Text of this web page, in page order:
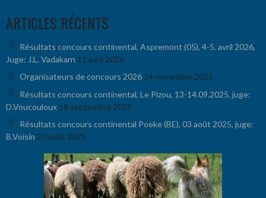
auARTICLES RÉCENTS
Résultats concours continental, Aspremont (05), 4-5. avril 2026,
Juge: J.L. Vadakarn 11 avril 2026
Organisateurs de concours 2026 14 novembre 2025
Résultats concours continental, Le Pizou, 13-14.09.2025, juge:
D.Voucouloux 18 septembre 2025
Résultats concours continental Poeke (BE), 03 août 2025, juge:
B.Voisin 20 août 2025